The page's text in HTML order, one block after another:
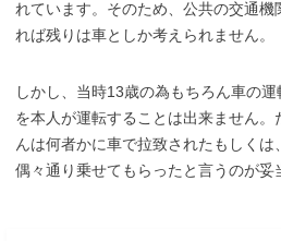
れています。そのため、公共の交通
れば残りは車としか考えられません。
しかし、当時13歳の為もちろん車の
を本人が運転することは出来ません。
んは何者かに車で拉致されたもしく
偶々通り乗せてもらったと言うのが妥